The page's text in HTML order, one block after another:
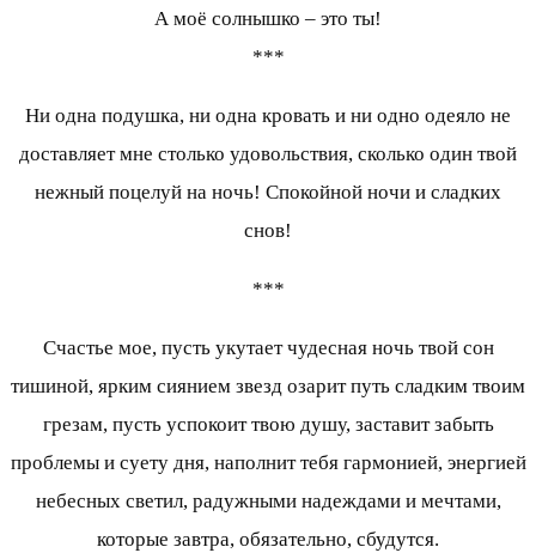
А моё солнышко – это ты!
***
Ни одна подушка, ни одна кровать и ни одно одеяло не
доставляет мне столько удовольствия, сколько один твой
нежный поцелуй на ночь! Спокойной ночи и сладких
снов!
***
Счастье мое, пусть укутает чудесная ночь твой сон
тишиной, ярким сиянием звезд озарит путь сладким твоим
грезам, пусть успокоит твою душу, заставит забыть
проблемы и суету дня, наполнит тебя гармонией, энергией
небесных светил, радужными надеждами и мечтами,
которые завтра, обязательно, сбудутся.